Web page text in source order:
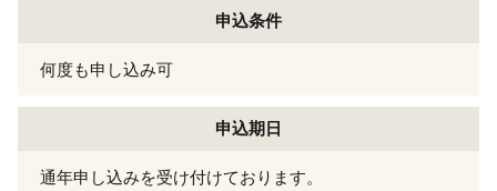
申込条件
何度も申し込み可
申込期日
通年申し込みを受け付けております。